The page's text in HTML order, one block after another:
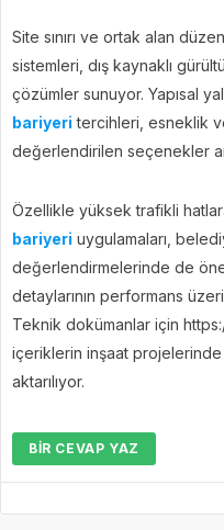
Site sınırı ve ortak alan
sistemleri, dış kaynaklı
çözümler sunuyor. Yapısal
bariyeri tercihleri, esneklik ve
değerlendirilen seçenekler
Özellikle yüksek trafikli
bariyeri uygulamaları,
değerlendirmelerinde de
detaylarının performans
Teknik dokümanlar için
içeriklerin inşaat projelerinde
aktarılıyor.
BIR CEVAP YAZ